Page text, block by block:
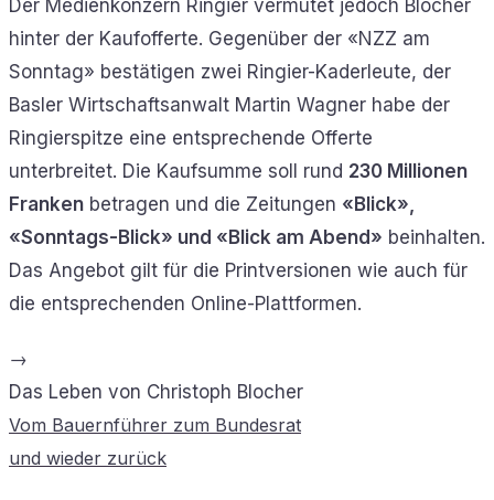
Der Medienkonzern Ringier vermutet jedoch Blocher
hinter der Kaufofferte. Gegenüber der «NZZ am
Sonntag» bestätigen zwei Ringier-Kaderleute, der
Basler Wirtschaftsanwalt Martin Wagner habe der
Ringierspitze eine entsprechende Offerte
unterbreitet. Die Kaufsumme soll rund 230 Millionen
Franken betragen und die Zeitungen «Blick»,
«Sonntags-Blick» und «Blick am Abend» beinhalten.
Das Angebot gilt für die Printversionen wie auch für
die entsprechenden Online-Plattformen.
→
Das Leben von Christoph Blocher
Vom Bauernführer zum Bundesrat
und wieder zurück